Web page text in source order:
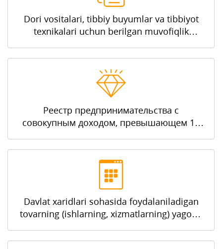
Dori vositalari, tibbiy buyumlar va tibbiyot
texnikalari uchun berilgan muvofiqlik
axborot tizimi
Реестр предпринимательства с
совокупным доходом, превышающем 10
Davlat xaridlari sohasida foydalaniladigan
tovarning (ishlarning, xizmatlarning) yagona